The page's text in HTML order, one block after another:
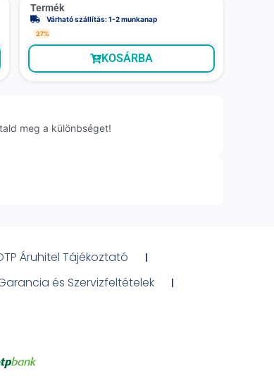
Termék
Várható szállítás: 1-2 munkanap
27%
KOSÁRBA
meg a különbséget!
Áruhitel Tájékoztató
és Szervizfeltételek